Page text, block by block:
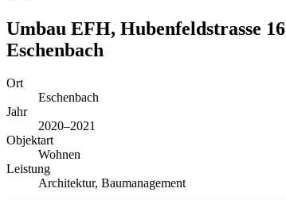
Umbau EFH, Hubenfeldstrasse 16
Eschenbach
Ort
Eschenbach
Jahr
2020–2021
Objektart
Wohnen
Leistung
Architektur, Baumanagement